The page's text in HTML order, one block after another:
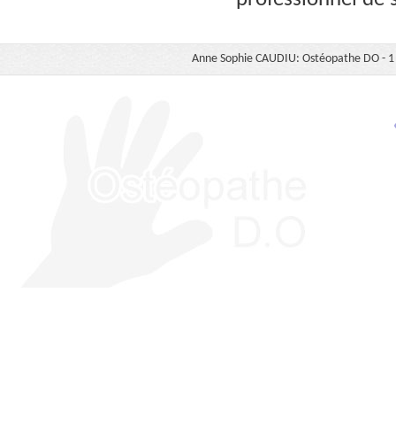
Anne Sophie CAUDIU: Ostéopathe DO -